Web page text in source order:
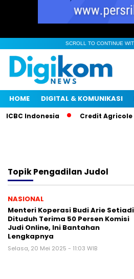
SCROLL TO CONTINUE
HOME DIGITAL & KOMUNIKASI
Indonesia Credit Agricole
TopikPengadilan Judol
NASIONAL
Menteri Koperasi Budi Arie Setiadi
Dituduh Terima 50 Persen Komisi
Judi Online, Ini Bantahan
Lengkapnya
Selasa, 20 Mei 2025 - 11:03 WIB